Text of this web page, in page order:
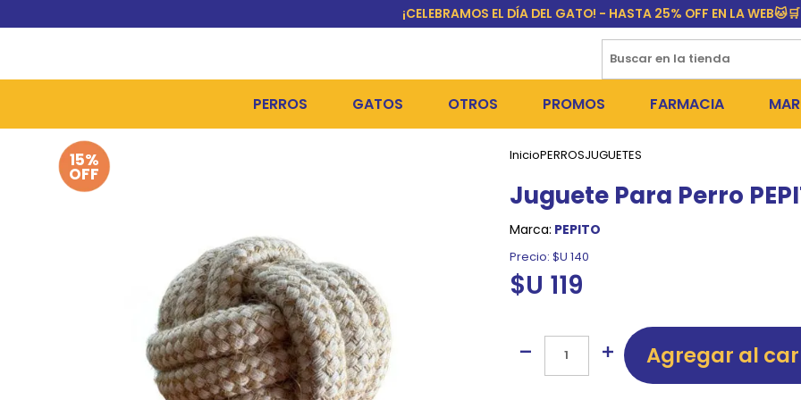
¡CELEBRAMOS EL DÍA DEL GATO! - HASTA 25% OFF EN LA WEB🐱🛒
PERROS
HIGIENE, PELUQUERÍA Y COSMÉTICA
CAMAS Y CASETAS
BOLSOS Y TRANSPORTADORAS
BOLSAS PARA MATERIA
COLLARES, ARNESES Y CORREAS
GATOS
ALIMENTOS HÚMEDOS Y SNACKS
HIGIENE Y BAÑOS
COMEDEROS Y BEBEDEROS
JUGUETES Y RASCADORES
COLLARES Y ACCESORIOS
OTROS PROMOS
PERROS
OUTLET
FARMACIA
PULGUICIDAS Y
15%
OFF
InicioPERROSJUGUETES
Juguete Para Perro
Marca: PEPITO
Precio: $U 140
$U 119
Agregar al